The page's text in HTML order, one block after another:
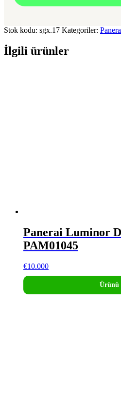
Stok kodu: sgx.17 Kategoriler:
İlgili ürünler
Panerai Luminor
PAM01045
€10.000
Ürünü